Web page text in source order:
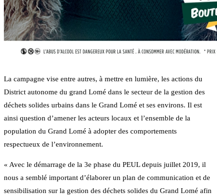
La campagne vise entre autres, à mettre en lumière, les actions du
District autonome du grand Lomé dans le secteur de la gestion des
déchets solides urbains dans le Grand Lomé et ses environs. Il est
ainsi question d’amener les acteurs locaux et l’ensemble de la
population du Grand Lomé à adopter des comportements
respectueux de l’environnement.
« Avec le démarrage de la 3e phase du PEUL depuis juillet 2019, il
nous a semblé important d’élaborer un plan de communication et de
sensibilisation sur la gestion des déchets solides du Grand Lomé afin